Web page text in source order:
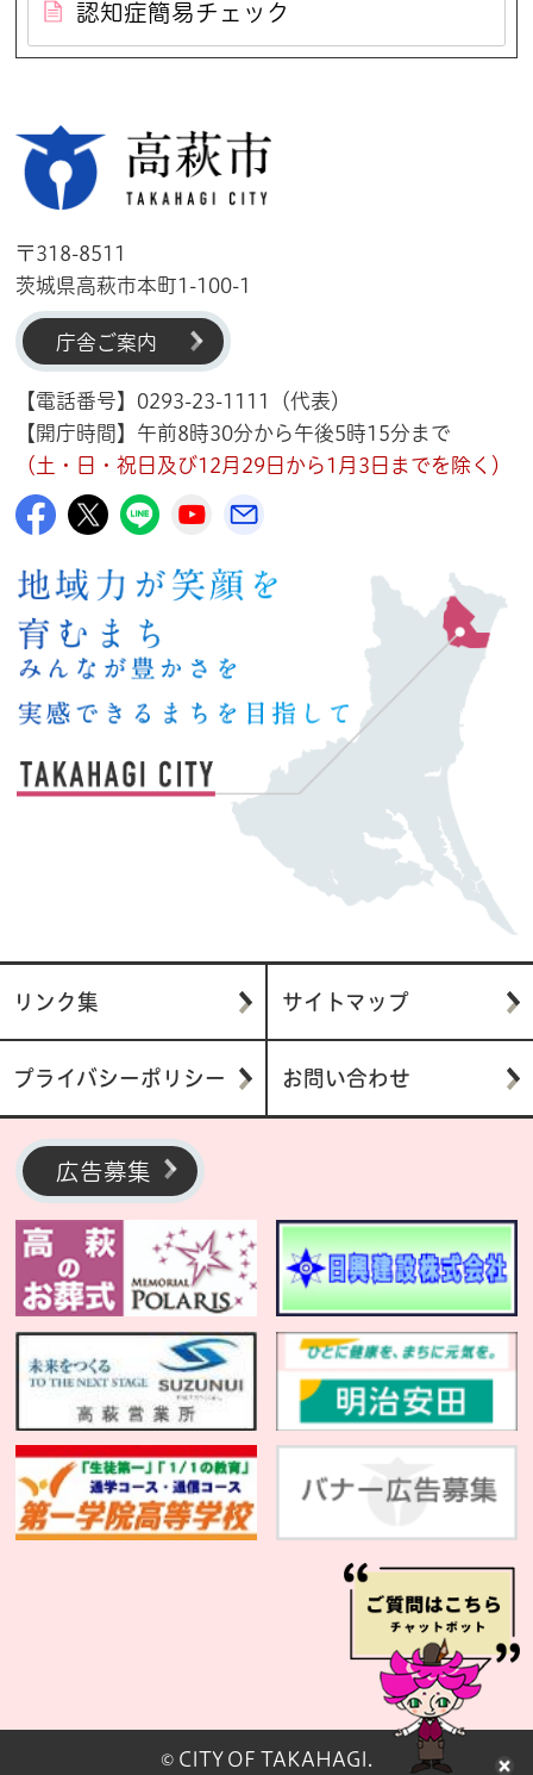
認知症簡易チェック
〒318-8511
茨城県高萩市本町1-100-1
庁舎ご案内
【電話番号】0293-23-1111（代表）
【開庁時間】午前8時30分から午後5時15分まで
（土・日・祝日及び12月29日から1月3日までを除く）
高萩市公式Facebook
高萩市公式X
高萩市公式LINE
高萩市YouTube公式チャンネル
リンク集 サイトマップ
プライバシーポリシー お問い合わせ
広告募集
© CITY OF TAKAHAGI.